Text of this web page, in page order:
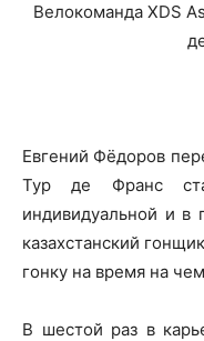
Велокоманда XDS
Евгений Фёдоров
Тур де Франс
индивидуальной и в
казахстанский
гонку на время на
В шестой раз в